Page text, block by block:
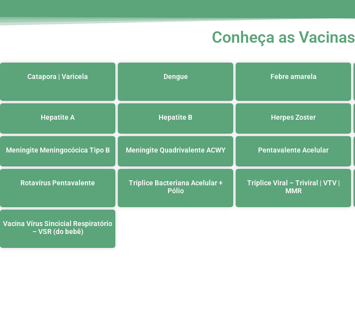
Conheça as Vacinas
Catapora | Varicela Dengue Febre amarela
Hepatite A Hepatite B Herpes Zoster
Meningite Meningocócica Tipo B Meningite Quadrivalente ACWY Pentavalente Acelular
Rotavírus Pentavalente
Tríplice Bacteriana Acelular +
Pólio
Tríplice Viral – Triviral | VTV |
MMR
Vacina Vírus Sincicial Respiratório
– VSR (do bebê)